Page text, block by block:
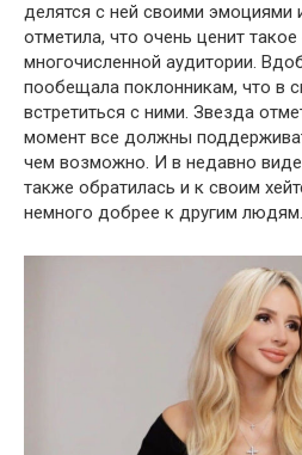
делятся с ней своими эмоциями
отметила, что очень ценит
многочисленной аудитории.
пообещала поклонникам, что в
встретиться с ними. Звезда
момент все должны
чем возможно. И в недавно
также обратилась и к своим
немного добрее к другим людям.